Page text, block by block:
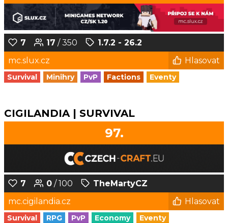
7 17 / 350
1.7.2 - 26.2
mc.slux.cz
Hlasovat
Survival Minihry PvP Factions Eventy
CIGILANDIA | SURVIVAL
97.
7 0 / 100
TheMartyCZ
mc.cigilandia.cz
Hlasovat
Survival RPG PvP Economy Eventy